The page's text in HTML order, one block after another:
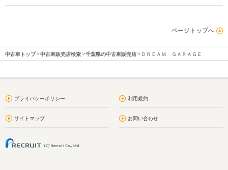
ページトップへ
中古車トップ 中古車販売店検索 千葉県の中古車販売店 ＤＲＥＡＭ ＧＡＲＡＧＥ
プライバシーポリシー 利用規約
サイトマップ お問い合わせ